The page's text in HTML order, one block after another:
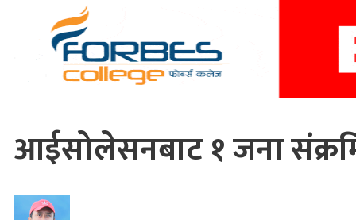
आईसोलेसनबाट १ जना